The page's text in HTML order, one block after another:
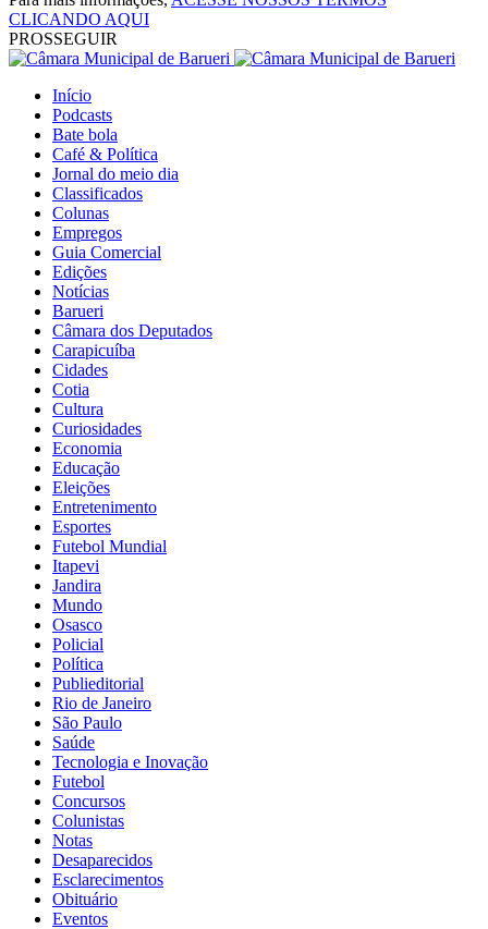
CLICANDO AQUI
PROSSEGUIR
Início
Podcasts
Bate bola
Café & Política
Jornal do meio dia
Classificados
Colunas
Empregos
Guia Comercial
Edições
Notícias
Barueri
Câmara dos Deputados
Carapicuíba
Cidades
Cotia
Cultura
Curiosidades
Economia
Educação
Eleições
Entretenimento
Esportes
Futebol Mundial
Itapevi
Jandira
Mundo
Osasco
Policial
Política
Publieditorial
Rio de Janeiro
São Paulo
Saúde
Tecnologia e Inovação
Futebol
Concursos
Colunistas
Notas
Desaparecidos
Esclarecimentos
Obituário
Eventos